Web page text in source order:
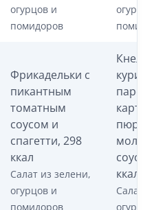
огурцов и
помидоров
Фрикадельки с
пикантным
томатным
соусом и
спагетти, 298
ккал
Салат из зелени,
огурцов и
помидоров
Кнели
пюре
ккал
Салат